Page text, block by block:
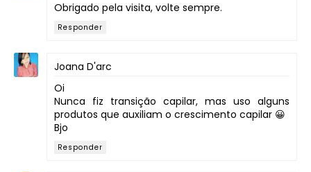
Obrigado pela visita, volte sempre.
Responder
Joana D'arc
Oi
Nunca fiz transição capilar, mas uso alguns
produtos que auxiliam o crescimento capilar 😀
Bjo
Responder